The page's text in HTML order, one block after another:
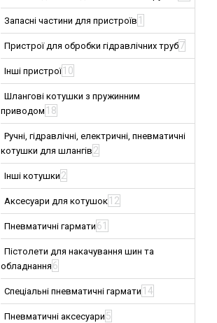
Запасні частини для пристроїв 1
Пристрої для обробки гідравлічних труб7
Інші пристрої 10
Шлангові котушки з пружинним
приводом 18
Ручні, гідравлічні, електричні, пневматичні
котушки для шлангів 2
Інші котушки 2
Аксесуари для котушок 12
Пневматичні гармати 61
Пістолети для накачування шин та
обладнання 6
Спеціальні пневматичні гармати 14
Пневматичні аксесуари 5